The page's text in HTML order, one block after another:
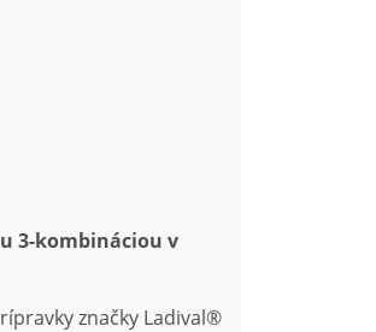
3-kombináciou v
značky Ladival®